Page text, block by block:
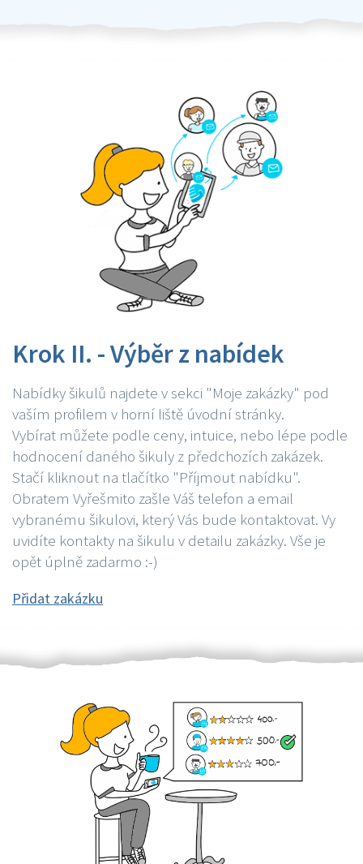
Krok II. - Výběr z nabídek
Nabídky šikulů najdete v sekci "Moje zakázky" pod
vaším profilem v horní liště úvodní stránky.
Vybírat můžete podle ceny, intuice, nebo lépe podle
hodnocení daného šikuly z předchozích zakázek.
Stačí kliknout na tlačítko "Příjmout nabídku".
Obratem Vyřešmito zašle Váš telefon a email
vybranému šikulovi, který Vás bude kontaktovat. Vy
uvidíte kontakty na šikulu v detailu zakázky. Vše je
opět úplně zadarmo :-)
Přidat zakázku